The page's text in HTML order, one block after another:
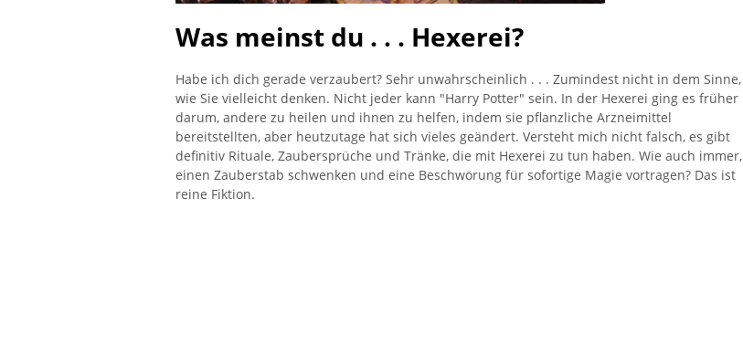
Was meinst du . . . Hexerei?
Habe ich dich gerade verzaubert? Sehr unwahrscheinlich . . . Zumindest nicht in dem Sinne,
wie Sie vielleicht denken. Nicht jeder kann "Harry Potter" sein. In der Hexerei ging es früher
darum, andere zu heilen und ihnen zu helfen, indem sie pflanzliche Arzneimittel
bereitstellten, aber heutzutage hat sich vieles geändert. Versteht mich nicht falsch, es gibt
definitiv Rituale, Zaubersprüche und Tränke, die mit Hexerei zu tun haben. Wie auch immer,
einen Zauberstab schwenken und eine Beschwörung für sofortige Magie vortragen? Das ist
reine Fiktion.